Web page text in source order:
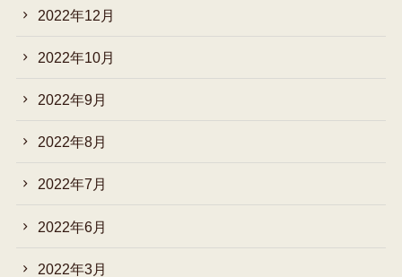
2022年12月
2022年10月
2022年9月
2022年8月
2022年7月
2022年6月
2022年3月